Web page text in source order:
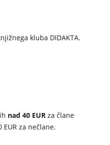
kluba DIDAKTA.
nad 40 EUR za člane
za nečlane.